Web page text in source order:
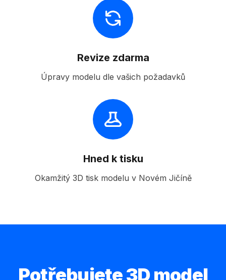
Revize zdarma
Úpravy modelu dle vašich požadavků
Hned k tisku
Okamžitý 3D tisk modelu v Novém Jičíně
Potřebujete 3D model